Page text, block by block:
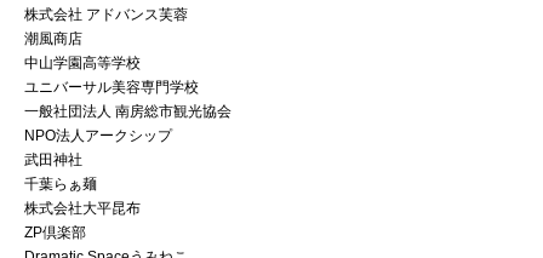
株式会社 アドバンス芙蓉
潮風商店
中山学園高等学校
ユニバーサル美容専門学校
一般社団法人 南房総市観光協会
NPO法人アークシップ
武田神社
千葉らぁ麺
株式会社大平昆布
ZP倶楽部